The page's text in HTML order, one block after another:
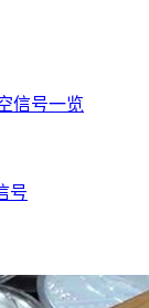
信号一览
号